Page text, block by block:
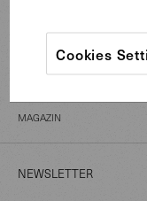
MAGAZIN
NEWSLETTER
Cookies